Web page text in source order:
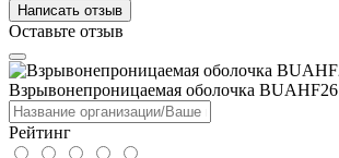
Написать отзыв
Оставьте отзыв
Взрывонепроницаемая оболочка BUAHF26
Рейтинг